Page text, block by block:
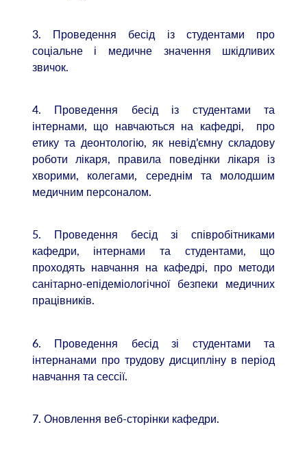
3. Проведення бесід із студентами про
соціальне і медичне значення шкідливих
звичок.
4. Проведення бесід із студентами та
інтернами, що навчаються на кафедрі, про
етику та деонтологію, як невід’ємну складову
роботи лікаря, правила поведінки лікаря із
хворими, колегами, середнім та молодшим
медичним персоналом.
5. Проведення бесід зі співробітниками
кафедри, інтернами та студентами, що
проходять навчання на кафедрі, про методи
санітарно-епідеміологічної безпеки медичних
працівників.
6. Проведення бесід зі студентами та
інтернанами про трудову дисципліну в період
навчання та сессії.
7. Оновлення веб-сторінки кафедри.